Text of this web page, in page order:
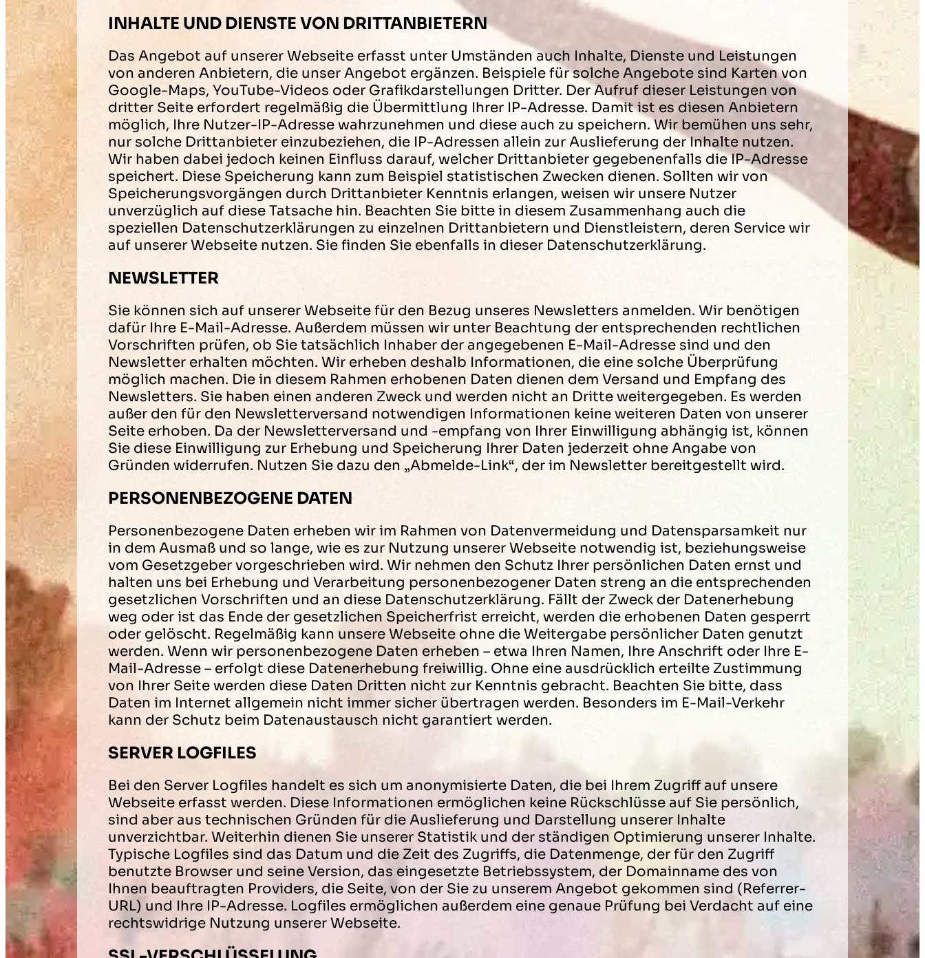
INHALTE UND DIENSTE VON DRITTANBIETERN
Das Angebot auf unserer Webseite erfasst unter Umständen auch Inhalte, Dienste und Leistungen
von anderen Anbietern, die unser Angebot ergänzen. Beispiele für solche Angebote sind Karten von
Google-Maps, YouTube-Videos oder Grafikdarstellungen Dritter. Der Aufruf dieser Leistungen von
dritter Seite erfordert regelmäßig die Übermittlung Ihrer IP-Adresse. Damit ist es diesen Anbietern
möglich, Ihre Nutzer-IP-Adresse wahrzunehmen und diese auch zu speichern. Wir bemühen uns sehr,
nur solche Drittanbieter einzubeziehen, die IP-Adressen allein zur Auslieferung der Inhalte nutzen.
Wir haben dabei jedoch keinen Einfluss darauf, welcher Drittanbieter gegebenenfalls die IP-Adresse
speichert. Diese Speicherung kann zum Beispiel statistischen Zwecken dienen. Sollten wir von
Speicherungsvorgängen durch Drittanbieter Kenntnis erlangen, weisen wir unsere Nutzer
unverzüglich auf diese Tatsache hin. Beachten Sie bitte in diesem Zusammenhang auch die
speziellen Datenschutzerklärungen zu einzelnen Drittanbietern und Dienstleistern, deren Service wir
auf unserer Webseite nutzen. Sie finden Sie ebenfalls in dieser Datenschutzerklärung.
NEWSLETTER
Sie können sich auf unserer Webseite für den Bezug unseres Newsletters anmelden. Wir benötigen
dafür Ihre E-Mail-Adresse. Außerdem müssen wir unter Beachtung der entsprechenden rechtlichen
Vorschriften prüfen, ob Sie tatsächlich Inhaber der angegebenen E-Mail-Adresse sind und den
Newsletter erhalten möchten. Wir erheben deshalb Informationen, die eine solche Überprüfung
möglich machen. Die in diesem Rahmen erhobenen Daten dienen dem Versand und Empfang des
Newsletters. Sie haben einen anderen Zweck und werden nicht an Dritte weitergegeben. Es werden
außer den für den Newsletterversand notwendigen Informationen keine weiteren Daten von unserer
Seite erhoben. Da der Newsletterversand und -empfang von Ihrer Einwilligung abhängig ist, können
Sie diese Einwilligung zur Erhebung und Speicherung Ihrer Daten jederzeit ohne Angabe von
Gründen widerrufen. Nutzen Sie dazu den „Abmelde-Link“, der im Newsletter bereitgestellt wird.
PERSONENBEZOGENE DATEN
Personenbezogene Daten erheben wir im Rahmen von Datenvermeidung und Datensparsamkeit nur
in dem Ausmaß und so lange, wie es zur Nutzung unserer Webseite notwendig ist, beziehungsweise
vom Gesetzgeber vorgeschrieben wird. Wir nehmen den Schutz Ihrer persönlichen Daten ernst und
halten uns bei Erhebung und Verarbeitung personenbezogener Daten streng an die entsprechenden
gesetzlichen Vorschriften und an diese Datenschutzerklärung. Fällt der Zweck der Datenerhebung
weg oder ist das Ende der gesetzlichen Speicherfrist erreicht, werden die erhobenen Daten gesperrt
oder gelöscht. Regelmäßig kann unsere Webseite ohne die Weitergabe persönlicher Daten genutzt
werden. Wenn wir personenbezogene Daten erheben – etwa Ihren Namen, Ihre Anschrift oder Ihre E-
Mail-Adresse – erfolgt diese Datenerhebung freiwillig. Ohne eine ausdrücklich erteilte Zustimmung
von Ihrer Seite werden diese Daten Dritten nicht zur Kenntnis gebracht. Beachten Sie bitte, dass
Daten im Internet allgemein nicht immer sicher übertragen werden. Besonders im E-Mail-Verkehr
kann der Schutz beim Datenaustausch nicht garantiert werden.
SERVER LOGFILES
Bei den Server Logfiles handelt es sich um anonymisierte Daten, die bei Ihrem Zugriff auf unsere
Webseite erfasst werden. Diese Informationen ermöglichen keine Rückschlüsse auf Sie persönlich,
sind aber aus technischen Gründen für die Auslieferung und Darstellung unserer Inhalte
unverzichtbar. Weiterhin dienen Sie unserer Statistik und der ständigen Optimierung unserer Inhalte.
Typische Logfiles sind das Datum und die Zeit des Zugriffs, die Datenmenge, der für den Zugriff
benutzte Browser und seine Version, das eingesetzte Betriebssystem, der Domainname des von
Ihnen beauftragten Providers, die Seite, von der Sie zu unserem Angebot gekommen sind (Referrer-
URL) und Ihre IP-Adresse. Logfiles ermöglichen außerdem eine genaue Prüfung bei Verdacht auf eine
rechtswidrige Nutzung unserer Webseite.